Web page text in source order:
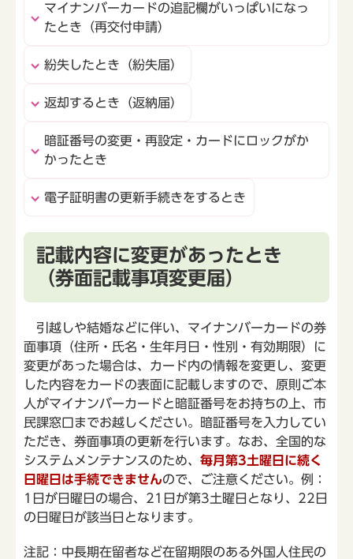
マイナンバーカードの追記欄がいっぱいになっ
たとき（再交付申請）
紛失したとき（紛失届）
返却するとき（返納届）
暗証番号の変更・再設定・カードにロックがか
かったとき
電子証明書の更新手続きをするとき
記載内容に変更があったとき
（券面記載事項変更届）
引越しや結婚などに伴い、マイナンバーカードの券
面事項（住所・氏名・生年月日・性別・有効期限）に
変更があった場合は、カード内の情報を変更し、変更
した内容をカードの表面に記載しますので、原則ご本
人がマイナンバーカードと暗証番号をお持ちの上、市
民課窓口までお越しください。暗証番号を入力してい
ただき、券面事項の更新を行います。なお、全国的な
システムメンテナンスのため、 毎月第3土曜日に続く
日曜日は手続できませんので、ご注意ください。例：
1日が日曜日の場合、21日が第3土曜日となり、22日
の日曜日が該当日となります。
注記：中長期在留者など在留期限のある外国人住民の